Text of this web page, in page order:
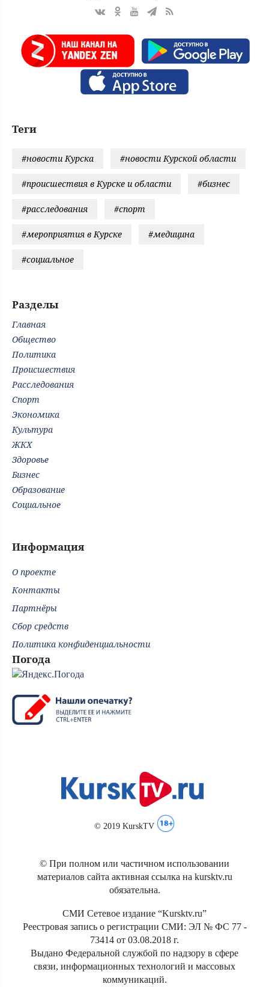
Теги
#новости Курска #новости Курской области
#происшествия в Курске и области #бизнес
#расследования #спорт
#мероприятия в Курске #медицина
#социальное
Разделы
Главная
Общество
Политика
Происшествия
Расследования
Спорт
Экономика
Культура
ЖКХ
Здоровье
Бизнес
Образование
Социальное
Информация
О проекте
Контакты
Партнёры
Сбор средств
Политика конфиденциальности
Погода
© 2019 KurskTV
© При полном или частичном использовании
материалов сайта активная ссылка на kursktv.ru
обязательна.
СМИ Сетевое издание “Kursktv.ru”
Реестровая запись о регистрации СМИ: ЭЛ № ФС 77 -
73414 от 03.08.2018 г.
Выдано Федеральной службой по надзору в сфере
связи, информационных технологий и массовых
коммуникаций.